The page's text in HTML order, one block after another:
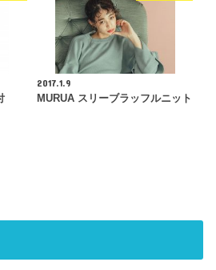
2017.1.9
MURUA スリーブラッフルニット